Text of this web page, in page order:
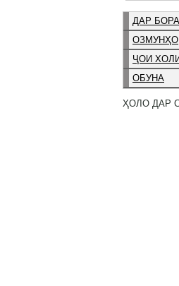
ДАР
ОЗМУНҲО
ҶОИ
ОБУНА
ҲОЛО ДАР